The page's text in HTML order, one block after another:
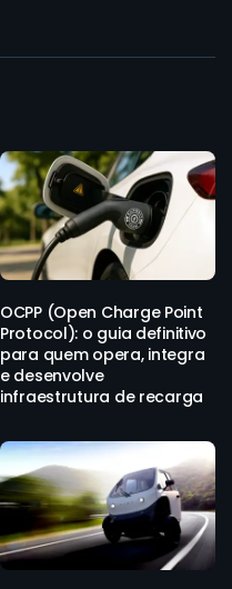
OCPP (Open Charge Point
Protocol): o guia definitivo
para quem opera, integra
e desenvolve
infraestrutura de recarga